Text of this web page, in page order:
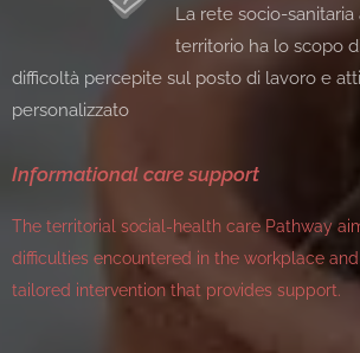
La rete socio-sanitaria
territorio ha lo scopo
difficoltà percepite sul posto di lavoro e
personalizzato
Informational care support
The territorial social-health care Pathway
difficulties encountered in the workplace
tailored intervention that provides support.